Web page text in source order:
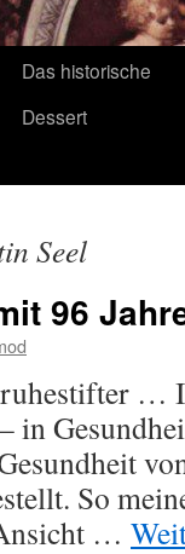
Das historische
Dessert
Seel
96
…
in
So
…